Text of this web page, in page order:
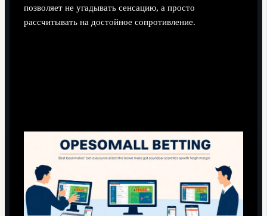
позволяет не угадывать сенсацию, а просто
рассчитывать на достойное сопротивление.